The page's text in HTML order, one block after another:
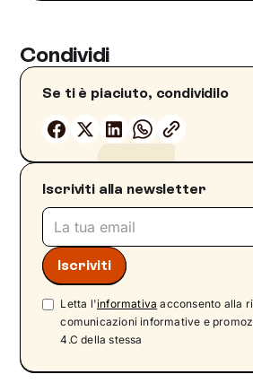
Condividi
Se ti è piaciuto, condividilo
Iscriviti alla newsletter
Letta l'informativa acconsento alla
comunicazioni informative e
4.C della stessa